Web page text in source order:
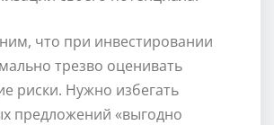
что при инвестировании
трезво оценивать
риски. Нужно избегать
предложений «выгодно